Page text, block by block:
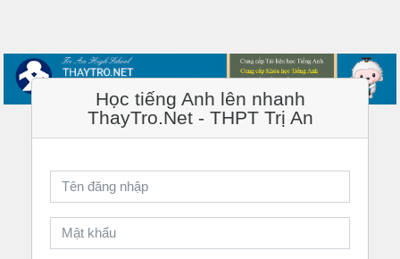
Chuyển tới nội dung chính
Học tiếng Anh lên nhanh
ThayTro.Net - THPT Trị An
Tên đăng nhập
Mật khẩu